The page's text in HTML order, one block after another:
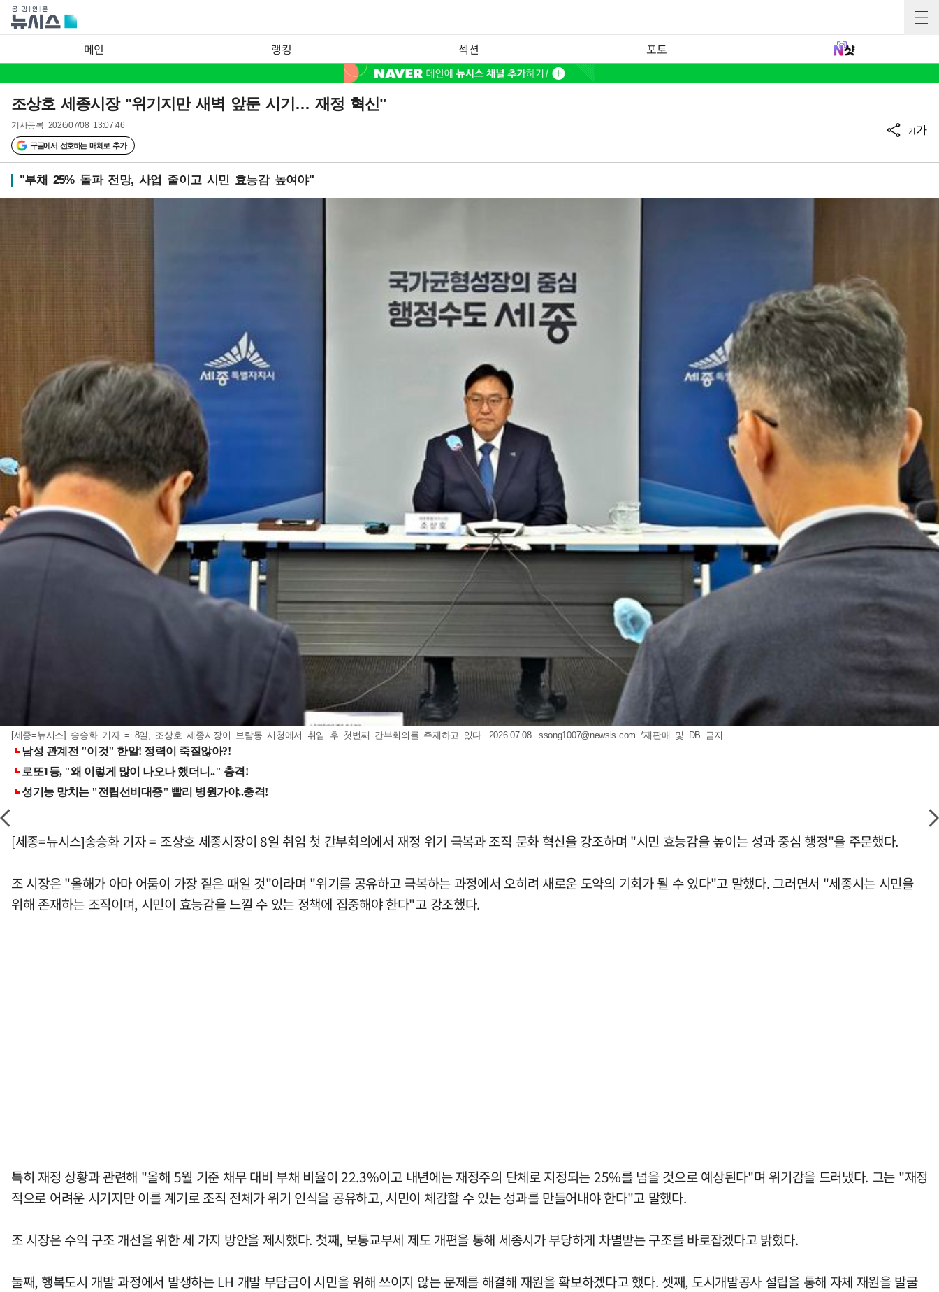
메인 랭킹 섹션 포토
조상호 세종시장 "위기지만 새벽 앞둔 시기… 재정 혁신"
기사등록 2026/07/08 13:07:46
구글에서 선호하는 매체로 추가
가가
"부채 25% 돌파 전망, 사업 줄이고 시민 효능감 높여야"
[세종=뉴시스] 송승화 기자 = 8일, 조상호 세종시장이 보람동 시청에서 취임 후 첫번째 간부회의를 주재하고 있다. 2026.07.08. ssong1007@newsis.com *재판매 및 DB 금지
[세종=뉴시스]송승화 기자 = 조상호 세종시장이 8일 취임 첫 간부회의에서 재정 위기 극복과 조직 문화 혁신을 강조하며 "시민 효능감을 높이는 성과 중심 행정"을 주문했다.
조 시장은 "올해가 아마 어둠이 가장 짙은 때일 것"이라며 "위기를 공유하고 극복하는 과정에서 오히려 새로운 도약의 기회가 될 수 있다"고 말했다. 그러면서 "세종시는 시민을
위해 존재하는 조직이며, 시민이 효능감을 느낄 수 있는 정책에 집중해야 한다"고 강조했다.
특히 재정 상황과 관련해 "올해 5월 기준 채무 대비 부채 비율이 22.3%이고 내년에는 재정주의 단체로 지정되는 25%를 넘을 것으로 예상된다"며 위기감을 드러냈다. 그는 "재정
적으로 어려운 시기지만 이를 계기로 조직 전체가 위기 인식을 공유하고, 시민이 체감할 수 있는 성과를 만들어내야 한다"고 말했다.
조 시장은 수익 구조 개선을 위한 세 가지 방안을 제시했다. 첫째, 보통교부세 제도 개편을 통해 세종시가 부당하게 차별받는 구조를 바로잡겠다고 밝혔다.
둘째, 행복도시 개발 과정에서 발생하는 LH 개발 부담금이 시민을 위해 쓰이지 않는 문제를 해결해 재원을 확보하겠다고 했다. 셋째, 도시개발공사 설립을 통해 자체 재원을 발굴